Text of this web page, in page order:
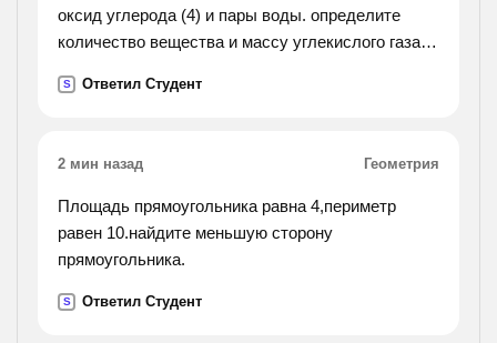
оксид углерода (4) и пары воды. определите
количество вещества и массу углекислого газа
метров (н. у) пропана).
S Ответил Студент
2 мин назад Геометрия
Площадь прямоугольника равна 4,периметр
равен 10.найдите меньшую сторону
прямоугольника.
S Ответил Студент